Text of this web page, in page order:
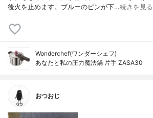
後火を止めます。ブルーのピンが下…続きを見る
Wonderchef(ワンダーシェフ)
あなたと私の圧力魔法鍋 片手 ZASA30
おつおじ